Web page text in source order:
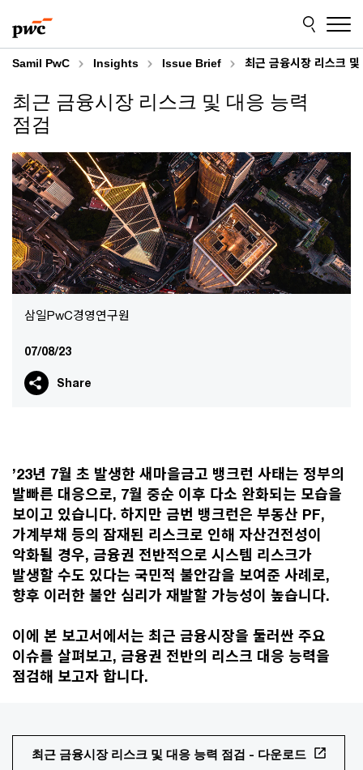
to
content
to
footer
Samil PwC Insights Issue Brief 최근 금융시장 리스크
최근 금융시장 리스크 및 대응 능력
점검
삼일PwC경영연구원
07/08/23
Share
’23년 7월 초 발생한 새마을금고 뱅크런 사태는 정부의
발빠른 대응으로, 7월 중순 이후 다소 완화되는 모습을
보이고 있습니다. 하지만 금번 뱅크런은 부동산 PF,
가계부채 등의 잠재된 리스크로 인해 자산건전성이
악화될 경우, 금융권 전반적으로 시스템 리스크가
발생할 수도 있다는 국민적 불안감을 보여준 사례로,
향후 이러한 불안 심리가 재발할 가능성이 높습니다.
이에 본 보고서에서는 최근 금융시장을 둘러싼 주요
이슈를 살펴보고, 금융권 전반의 리스크 대응 능력을
점검해 보고자 합니다.
최근 금융시장 리스크 및 대응 능력 점검 - 다운로드